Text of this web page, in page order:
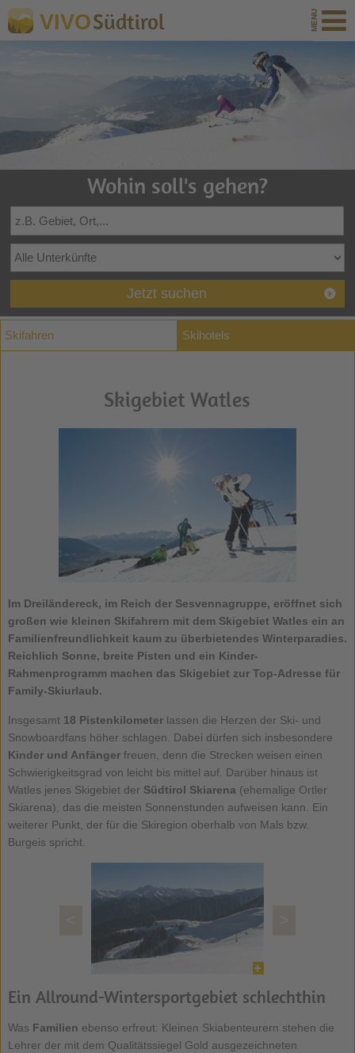
VIVOSüdtirol
Wohin soll's gehen?
Jetzt suchen
Skifahren Skihotels
Skigebiet Watles
Im Dreiländereck, im Reich der Sesvennagruppe, eröffnet sich
großen wie kleinen Skifahrern mit dem Skigebiet Watles ein an
Familienfreundlichkeit kaum zu überbietendes Winterparadies.
Reichlich Sonne, breite Pisten und ein Kinder-
Rahmenprogramm machen das Skigebiet zur Top-Adresse für
Family-Skiurlaub.
Insgesamt 18 Pistenkilometerlassen die Herzen der Ski- und
Snowboardfans höher schlagen. Dabei dürfen sich insbesondere
Kinder und Anfängerfreuen, denn die Strecken weisen einen
Schwierigkeitsgrad von leicht bis mittel auf. Darüber hinaus ist
Watles jenes Skigebiet der Südtirol Skiarena (ehemalige Ortler
Skiarena), das die meisten Sonnenstunden aufweisen kann. Ein
weiterer Punkt, der für die Skiregion oberhalb von Mals bzw.
Burgeis spricht.
Ein Allround-Wintersportgebiet schlechthin
Was Familien ebenso erfreut: Kleinen Skiabenteurern stehen die
Lehrer der mit dem Qualitätssiegel Gold ausgezeichneten